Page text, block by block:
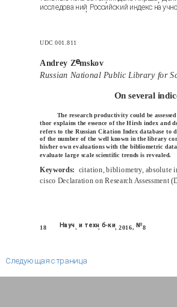
Науч. и техн. б-ки, 2016, №8
18
исследований, Российский индекс
UDC 001.811
Andrey Zеmskov
Russian National Public Library for
On several
The research productivity could be
thor explains the essence of the Hirsh index and
refers to the Russian Citation Index database to
of the number of the well known in the library
his/her own evaluations with the bibliometric
evaluate large scale scientific trends is revealed.
Keywords: citation, bibliometry, absolute
cisco Declaration on Research Assessment
Следующая страница